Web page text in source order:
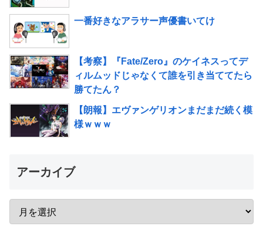
一番好きなアラサー声優書いてけ
【考察】『Fate/Zero』のケイネスってデ
ィルムッドじゃなくて誰を引き当ててたら
勝てたん？
【朗報】エヴァンゲリオンまだまだ続く模
様ｗｗｗ
アーカイブ